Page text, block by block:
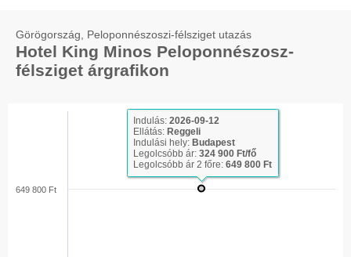
Görögország, Peloponnészoszi-félsziget utazás
Hotel King Minos Peloponnészosz-
félsziget árgrafikon
649 800 Ft
Indulás: 2026-09-12
Ellátás: Reggeli
Indulási hely: Budapest
Legolcsóbb ár: 324 900 Ft/fő
Legolcsóbb ár 2 főre: 649 800 Ft